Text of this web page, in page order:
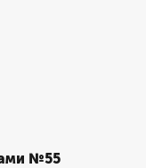
№55